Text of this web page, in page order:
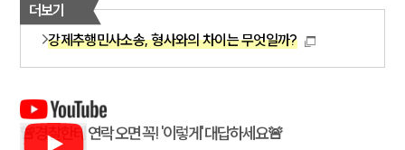
더보기
강제추행민사소송, 형사와의 차이는 무엇일까?
🚨경찰한테 연락 오면 꼭! '이렇게' 대답하세요🚨